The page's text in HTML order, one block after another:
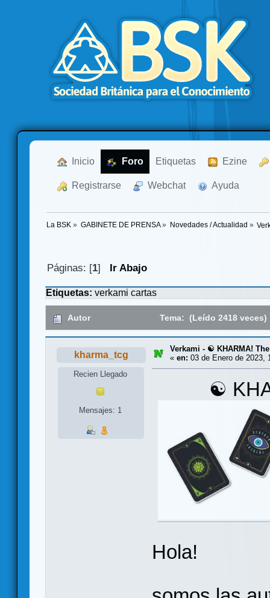
Inicio Foro Etiquetas Ezine
Registrarse Webchat Ayuda
La BSK » GABINETE DE PRENSA» Novedades / Actualidad »
Páginas: [1] Ir Abajo
Etiquetas: verkami cartas
Autor Tema: (Leído 2418 veces)
kharma_tcg
Recien Llegado
Mensajes: 1
Verkami - ☯ KHARMA!
« en: 03 de Enero de 2023,
☯
Hola!